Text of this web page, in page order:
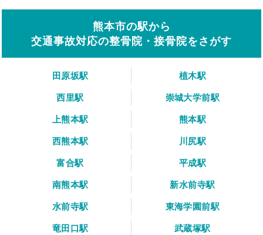
熊本市の駅から
交通事故対応の整骨院・接骨院をさがす
田原坂駅
植木駅
西里駅
崇城大学前駅
上熊本駅
熊本駅
西熊本駅
川尻駅
富合駅
平成駅
南熊本駅
新水前寺駅
水前寺駅
東海学園前駅
竜田口駅
武蔵塚駅